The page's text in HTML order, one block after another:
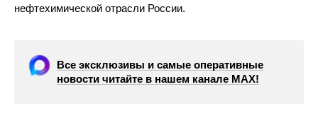
нефтехимической отрасли России.
Все эксклюзивы и самые оперативные
новости читайте в нашем канале МАХ!